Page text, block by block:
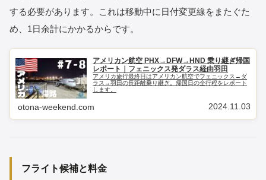
する必要があります。これは移動中に日付変更線をまたぐた
め、1日余計にかかるからです。
アメリカン航空 PHX→DFW→HND 乗り継ぎ帰国
レポート｜フェニックス発ダラス経由羽田
アメリカ旅行最終日はアメリカン航空でフェニックス→ダ
ラス→羽田の長距離乗り継ぎ。帰国日の全行程をレポート
します。
otona-weekend.com 2024.11.03
フライト候補と料金